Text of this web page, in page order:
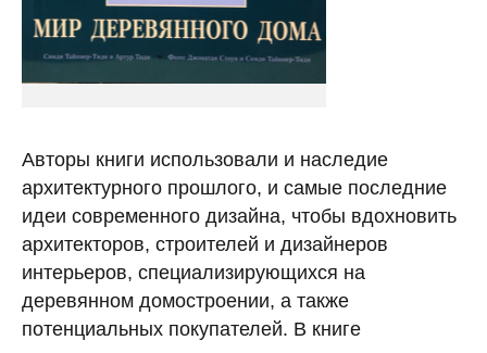
Авторы книги использовали и наследие
архитектурного прошлого, и самые последние
идеи современного дизайна, чтобы вдохновить
архитекторов, строителей и дизайнеров
интерьеров, специализирующихся на
деревянном домостроении, а также
потенциальных покупателей. В книге